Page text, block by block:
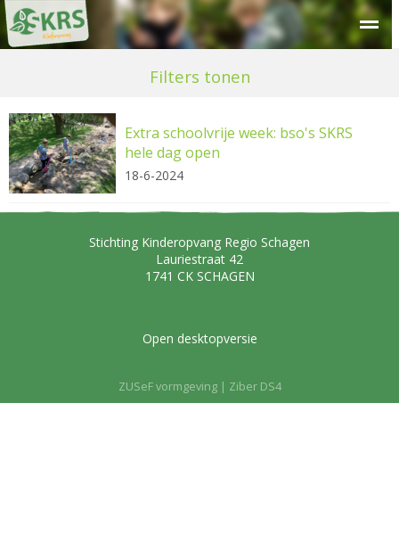
Kinderdagverblijf Peuteropvang
Filters tonen
Extra schoolvrije week: bso's SKRS
hele dag open
18-6-2024
Stichting Kinderopvang Regio Schagen
Lauriestraat 42
1741 CK SCHAGEN
Open desktopversie
ZUSeF vormgeving | Ziber DS4